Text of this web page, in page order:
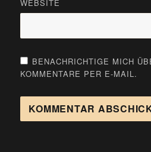
WEBSITE
BENACHRICHTIGE MICH
KOMMENTARE PER E-MAIL.